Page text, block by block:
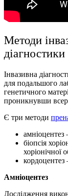
Методи
діагностики
Інвазивна
для подальшого
генетичного
проникнувши
Є три методи
біопсія
хоріонічної
Амніоцентез
Дослідження